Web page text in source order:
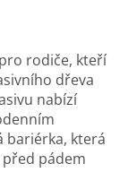
rodiče, kteří
dřeva
nabízí
bariérka, která
pádem